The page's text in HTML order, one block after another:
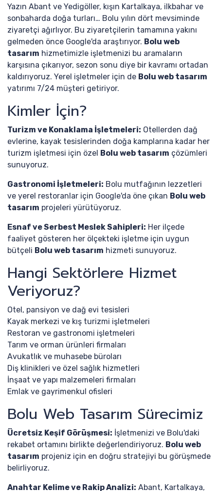
Yazın Abant ve Yedigöller, kışın Kartalkaya, ilkbahar ve
sonbaharda doğa turları… Bolu yılın dört mevsiminde
ziyaretçi ağırlıyor. Bu ziyaretçilerin tamamına yakını
gelmeden önce Google'da araştırıyor. Bolu web
tasarım hizmetimizle işletmenizi bu aramaların
karşısına çıkarıyor, sezon sonu diye bir kavramı ortadan
kaldırıyoruz. Yerel işletmeler için de Bolu web tasarım
yatırımı 7/24 müşteri getiriyor.
Kimler İçin?
Turizm ve Konaklama İşletmeleri: Otellerden dağ
evlerine, kayak tesislerinden doğa kamplarına kadar her
turizm işletmesi için özel Bolu web tasarım çözümleri
sunuyoruz.
Gastronomi İşletmeleri: Bolu mutfağının lezzetleri
ve yerel restoranlar için Google'da öne çıkan Bolu web
tasarım projeleri yürütüyoruz.
Esnaf ve Serbest Meslek Sahipleri: Her ilçede
faaliyet gösteren her ölçekteki işletme için uygun
bütçeli Bolu web tasarım hizmeti sunuyoruz.
Hangi Sektörlere Hizmet
Veriyoruz?
Otel, pansiyon ve dağ evi tesisleri
Kayak merkezi ve kış turizmi işletmeleri
Restoran ve gastronomi işletmeleri
Tarım ve orman ürünleri firmaları
Avukatlık ve muhasebe büroları
Diş klinikleri ve özel sağlık hizmetleri
İnşaat ve yapı malzemeleri firmaları
Emlak ve gayrimenkul ofisleri
Bolu Web Tasarım Sürecimiz
Ücretsiz Keşif Görüşmesi: İşletmenizi ve Bolu'daki
rekabet ortamını birlikte değerlendiriyoruz. Bolu web
tasarım projeniz için en doğru stratejiyi bu görüşmede
belirliyoruz.
Anahtar Kelime ve Rakip Analizi: Abant, Kartalkaya,